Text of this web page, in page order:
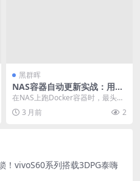
黑群晖
NAS容器自动更新实战：用W
atchtower打造零维护的自动
在NAS上跑Docker容器时，最头疼
的问题之一就是如何保持容器镜像
的更新。手动...
3 月前 2
！vivoS60系列搭载3DPG泰嗨